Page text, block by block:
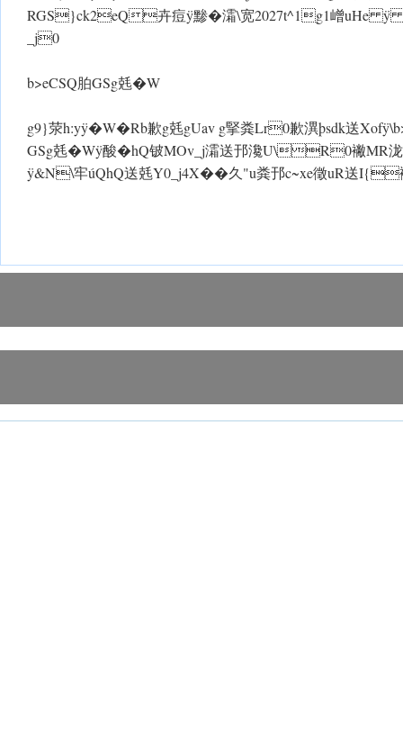
RGS}ck2eQ卉痘 ÿ黪�灀\宽2027t^1g1嶒uHe ÿ
_j0
b>eCSQ胉GSg兞�W
g9}荥h:y ÿ�W�Rb歉g兞gUav g掔粪Lr0歉潩þsdk送Xof
GSg兞�W ÿ酸�hQ铍MOv_j灀送邘瀺U\R0襒MR泷
ÿ&N\牢úQhQ送兞Y0_j4X��久"u粪邘c~xe徵uR送I{